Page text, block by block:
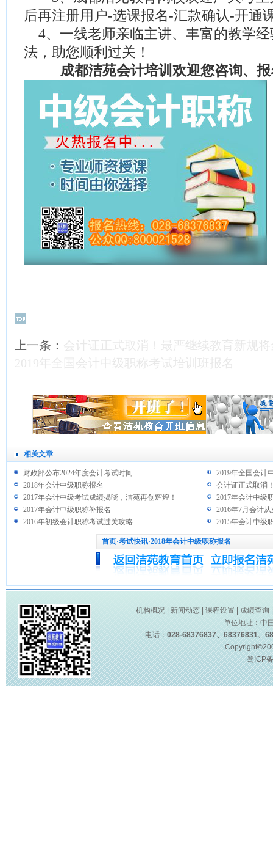
后再注册用户-选课报名-汇款确认-开通
4、一线老师亲临主讲、丰富的教学
法，助您顺利过关！
成都洁苑会计培训欢迎您咨询、
上一条：
相关文章
财政部公布2024年度会计考试时间
2019年全国会计
2018年会计中级职称报名
会计证正式取消
2017年会计中级考试成绩揭晓，洁苑再创辉煌！
2017年会计中级
2017年会计中级职称补报名
2016年7月会计
2016年初级会计职称考试过关攻略
2015年会计中级
首页·考试快讯·2018年会计中级职称报名
机构概况| 新闻动态| 课程设置| 成绩查询
单位地址：中
电话： 028-68376837、68376831、
蜀ICP